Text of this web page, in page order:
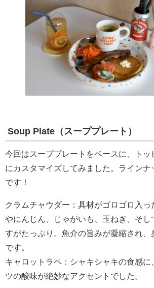
Soup Plate（スーププレート）
今回はスーププレートをベースに、トッ
にカスタマイズしてみました。ラインナ
です！
クラムチャウダー：具材がゴロゴロ入っ
やにんじん、じゃがいも、玉ねぎ、そし
すがたっぷり。魚介の旨みが凝縮され、
です。
キャロットラペ：シャキシャキの食感に
ツの酸味が絶妙なアクセントでした。